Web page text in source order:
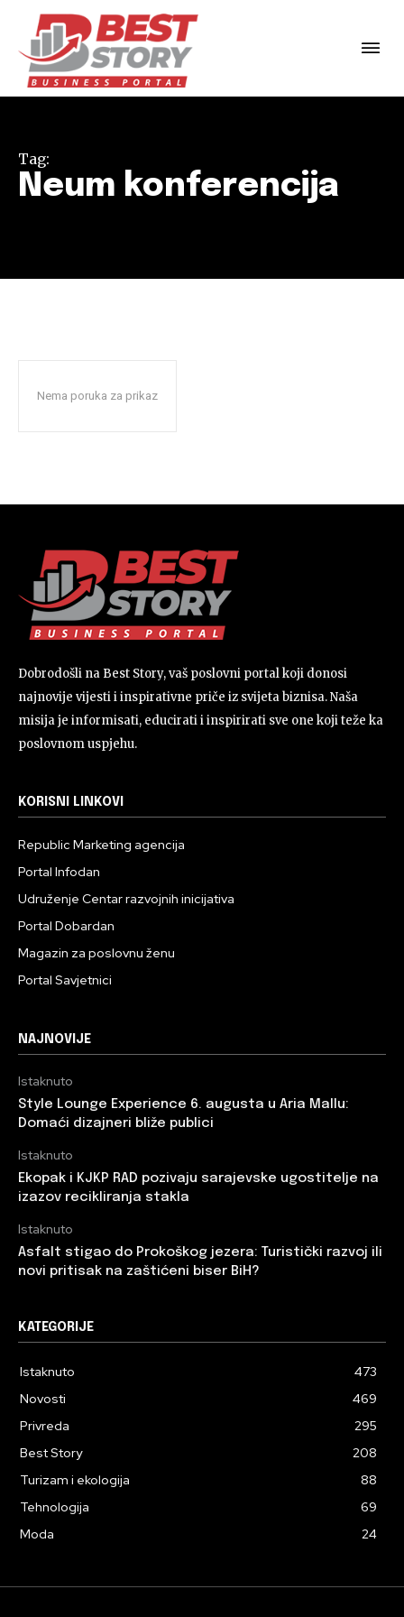
Tag:
Neum konferencija
Nema poruka za prikaz
Dobrodošli na Best Story, vaš poslovni portal koji donosi
najnovije vijesti i inspirativne priče iz svijeta biznisa. Naša
misija je informisati, educirati i inspirirati sve one koji teže ka
poslovnom uspjehu.
KORISNI LINKOVI
Republic Marketing agencija
Portal Infodan
Udruženje Centar razvojnih inicijativa
Portal Dobardan
Magazin za poslovnu ženu
Portal Savjetnici
NAJNOVIJE
Istaknuto
Style Lounge Experience 6. augusta u Aria Mallu:
Domaći dizajneri bliže publici
Istaknuto
Ekopak i KJKP RAD pozivaju sarajevske ugostitelje na
izazov recikliranja stakla
Istaknuto
Asfalt stigao do Prokoškog jezera: Turistički razvoj ili
novi pritisak na zaštićeni biser BiH?
KATEGORIJE
Istaknuto
473
Novosti
469
Privreda
295
Best Story
208
Turizam i ekologija
88
Tehnologija
69
Moda
24